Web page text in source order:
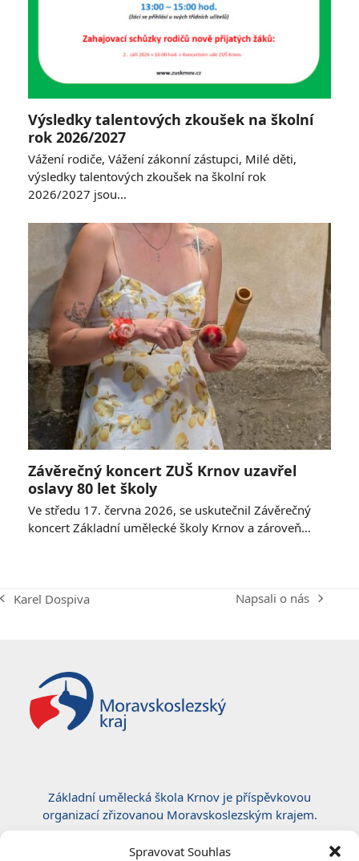
Spravovat Souhlas
Výsledky talentových zkoušek na školní
rok 2026/2027
Vážení rodiče, Vážení zákonní zástupci, Milé děti,
výsledky talentových zkoušek na školní rok
2026/2027 jsou…
Závěrečný koncert ZUŠ Krnov uzavřel
oslavy 80 let školy
Ve středu 17. června 2026, se uskutečnil Závěrečný
koncert Základní umělecké školy Krnov a zároveň…
previous
Karel Dospiva
next
Napsali o nás
Základní umělecká škola Krnov je příspěvkovou
organizací zřizovanou Moravskoslezským krajem.
Certifikace ČSN EN ISO 50001:2019